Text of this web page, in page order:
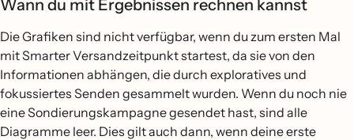
Wann du mit Ergebnissen rechnen kannst
Die Grafiken sind nicht verfügbar, wenn du zum ersten Mal
mit Smarter Versandzeitpunkt startest, da sie von den
Informationen abhängen, die durch exploratives und
fokussiertes Senden gesammelt wurden. Wenn du noch nie
eine Sondierungskampagne gesendet hast, sind alle
Diagramme leer. Dies gilt auch dann, wenn deine erste